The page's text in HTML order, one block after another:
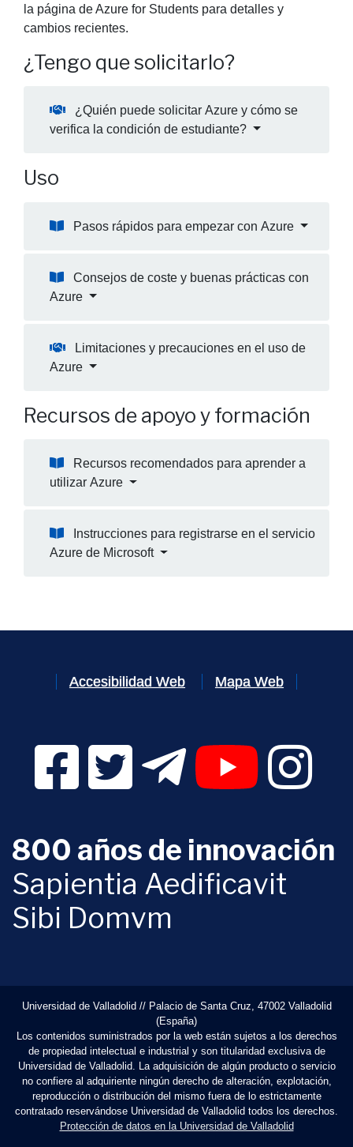
la página de Azure for Students para detalles y
cambios recientes.
¿Tengo que solicitarlo?
¿Quién puede solicitar Azure y cómo se
verifica la condición de estudiante?
Uso
Pasos rápidos para empezar con Azure
Consejos de coste y buenas prácticas con
Azure
Limitaciones y precauciones en el uso de
Azure
Recursos de apoyo y formación
Recursos recomendados para aprender a
utilizar Azure
Instrucciones para registrarse en el servicio
Azure de Microsoft
Accesibilidad Web Mapa Web
Facebook Digital UVa (se abrirá en una nueva
Twitter Digital UVa (se abrirá en una
Telegram Digital UVa (se
YouTube Digital
800 años de innovación
Sapientia Aedificavit
Sibi Domvm
Universidad de Valladolid // Palacio de Santa Cruz, 47002 Valladolid
(España)
Los contenidos suministrados por la web están sujetos a los derechos
de propiedad intelectual e industrial y son titularidad exclusiva de
Universidad de Valladolid. La adquisición de algún producto o servicio
no confiere al adquiriente ningún derecho de alteración, explotación,
reproducción o distribución del mismo fuera de lo estrictamente
contratado reservándose Universidad de Valladolid todos los derechos.
Protección de datos en la Universidad de Valladolid